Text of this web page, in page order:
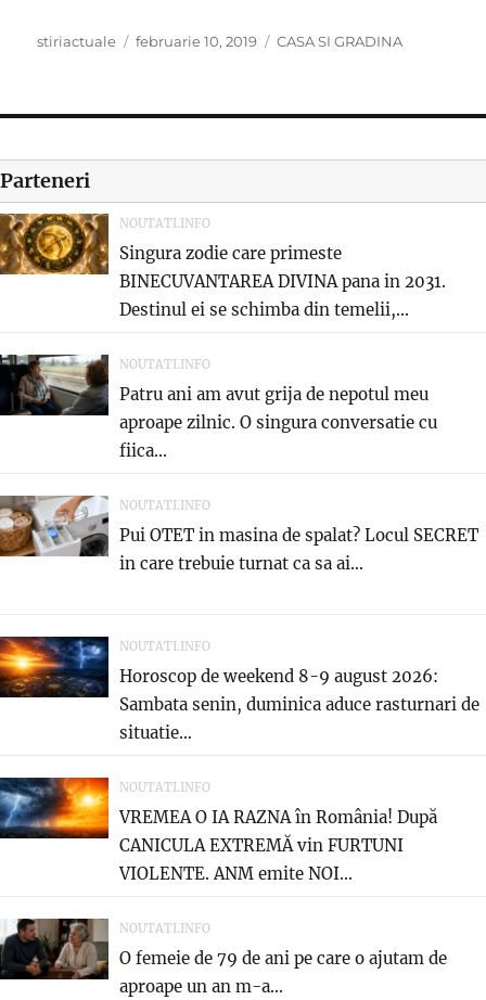
Author
stiriactuale
Posted
februarie 10, 2019 Categories
CASA SI GRADINA
Parteneri
NOUTATI.INFO
Singura zodie care primeste
BINECUVANTAREA DIVINA pana in 2031.
Destinul ei se schimba din temelii,...
NOUTATI.INFO
Patru ani am avut grija de nepotul meu
aproape zilnic. O singura conversatie cu
fiica...
NOUTATI.INFO
Pui OTET in masina de spalat? Locul SECRET
in care trebuie turnat ca sa ai...
NOUTATI.INFO
Horoscop de weekend 8-9 august 2026:
Sambata senin, duminica aduce rasturnari de
situatie…
NOUTATI.INFO
VREMEA O IA RAZNA în România! După
CANICULA EXTREMĂ vin FURTUNI
VIOLENTE. ANM emite NOI...
NOUTATI.INFO
O femeie de 79 de ani pe care o ajutam de
aproape un an m-a...